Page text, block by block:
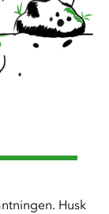
Husk